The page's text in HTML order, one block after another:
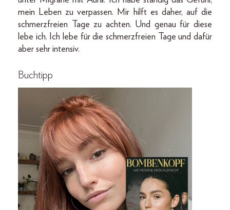
mein Leben zu verpassen. Mir hilft es daher, auf die
schmerzfreien Tage zu achten. Und genau für diese
lebe ich. Ich lebe für die schmerzfreien Tage und dafür
aber sehr intensiv.
Buchtipp